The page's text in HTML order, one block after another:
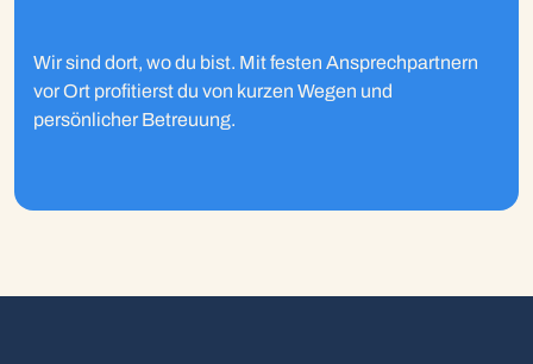
Wir sind dort, wo du bist. Mit festen Ansprechpartnern
vor Ort profitierst du von kurzen Wegen und
persönlicher Betreuung.